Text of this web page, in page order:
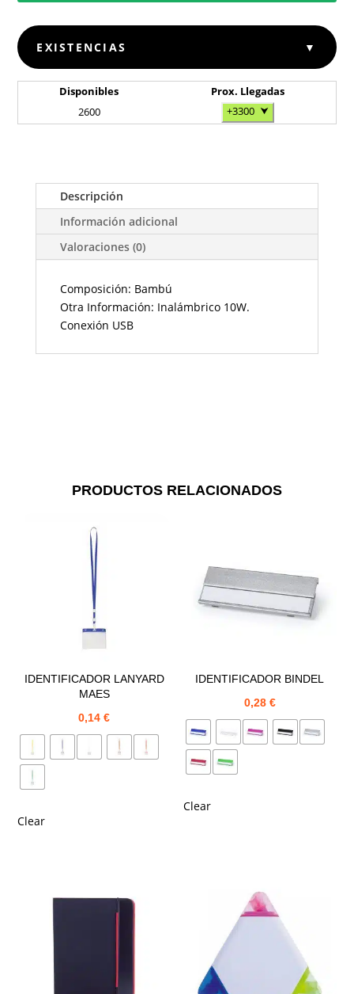
EXISTENCIAS ▼
Disponibles
Prox. Llegadas
2600
+3300 ⮟
Descripción
Información adicional
Valoraciones (0)
Composición: Bambú
Otra Información: Inalámbrico 10W.
Conexión USB
PRODUCTOS RELACIONADOS
IDENTIFICADOR LANYARD
MAES
0,14€
Clear
IDENTIFICADOR BINDEL
0,28 €
Clear